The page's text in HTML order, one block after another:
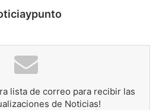
lista de correo para recibir las
de Noticias!